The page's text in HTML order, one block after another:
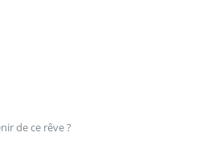
de ce rêve ?